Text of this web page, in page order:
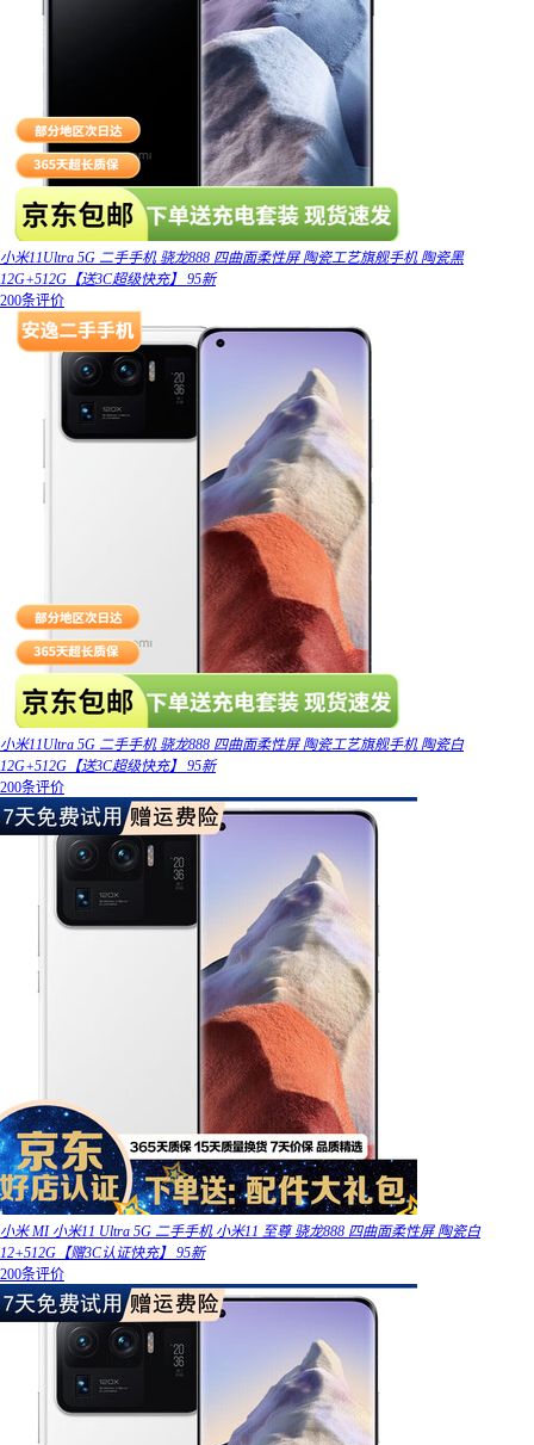
小米11Ultra 5G 二手手机 骁龙888 四曲面柔性屏 陶瓷工艺旗舰手机 陶瓷黑
12G+512G【送3C超级快充】 95新
200条评价
小米11Ultra 5G 二手手机 骁龙888 四曲面柔性屏 陶瓷工艺旗舰手机 陶瓷白
12G+512G【送3C超级快充】 95新
200条评价
小米 MI 小米11 Ultra 5G 二手手机 小米11 至尊 骁龙888 四曲面柔性屏 陶瓷白
12+512G【赠3C认证快充】 95新
200条评价